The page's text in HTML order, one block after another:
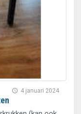
4 januari 2024